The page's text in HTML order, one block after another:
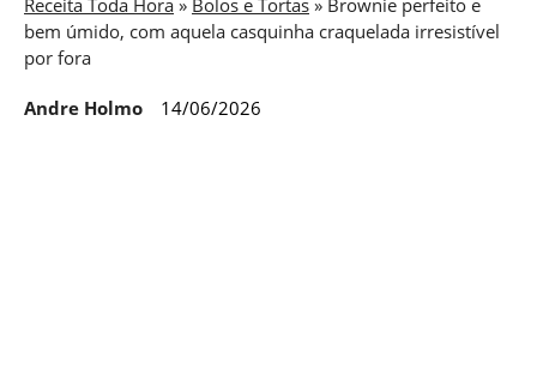
Receita Toda Hora » Bolos e Tortas » Brownie perfeito e
bem úmido, com aquela casquinha craquelada irresistível
por fora
Andre Holmo 14/06/2026